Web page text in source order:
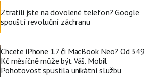
Ztratili jste na dovolené telefon? Google
spouští revoluční záchranu
Chcete iPhone 17 či MacBook Neo? Od 349
Kč měsíčně může být Váš. Mobil
Pohotovost spustila unikátní službu